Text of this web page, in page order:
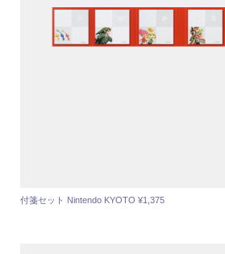
付箋セット Nintendo KYOTO ¥1,375